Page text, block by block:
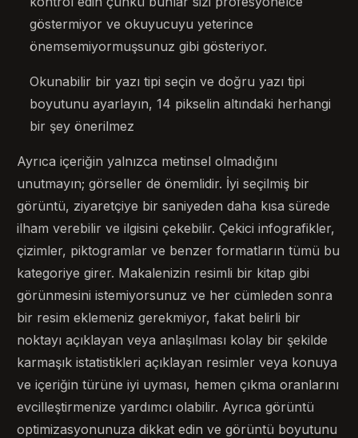
göstermiyor ve okuyucuyu yeterince
önemsemiyormuşsunuz gibi gösteriyor.
Okunabilir bir yazı tipi seçin ve doğru yazı tipi
boyutunu ayarlayın, 14 pikselin altındaki herhangi
bir şey önerilmez
Ayrıca içeriğin yalnızca metinsel olmadığını
unutmayın; görseller de önemlidir. İyi seçilmiş bir
görüntü, ziyaretçiye bir saniyeden daha kısa sürede
ilham verebilir ve ilgisini çekebilir. Çekici infografikler,
çizimler, piktogramlar ve benzer formatların tümü bu
kategoriye girer. Makalenizin resimli bir kitap gibi
görünmesini istemiyorsunuz ve her cümleden sonra
bir resim eklemeniz gerekmiyor, fakat belirli bir
noktayı açıklayan veya anlaşılması kolay bir şekilde
karmaşık istatistikleri açıklayan resimler veya konuya
ve içeriğin türüne iyi uyması, hemen çıkma oranlarını
evcilleştirmenize yardımcı olabilir. Ayrıca görüntü
optimizasyonunuza dikkat edin ve görüntü boyutunu